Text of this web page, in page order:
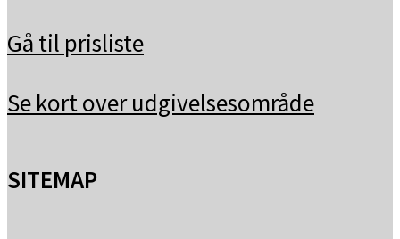
Gå til prisliste
Se kort over udgivelsesområde
SITEMAP